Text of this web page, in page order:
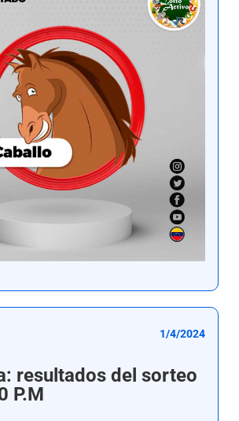
1/4/2024
resultados del sorteo
P.M